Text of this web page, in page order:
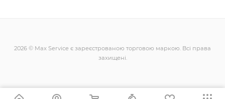
2026 © Max Service є зареєстрованою торговою маркою. Всі права
захищені.